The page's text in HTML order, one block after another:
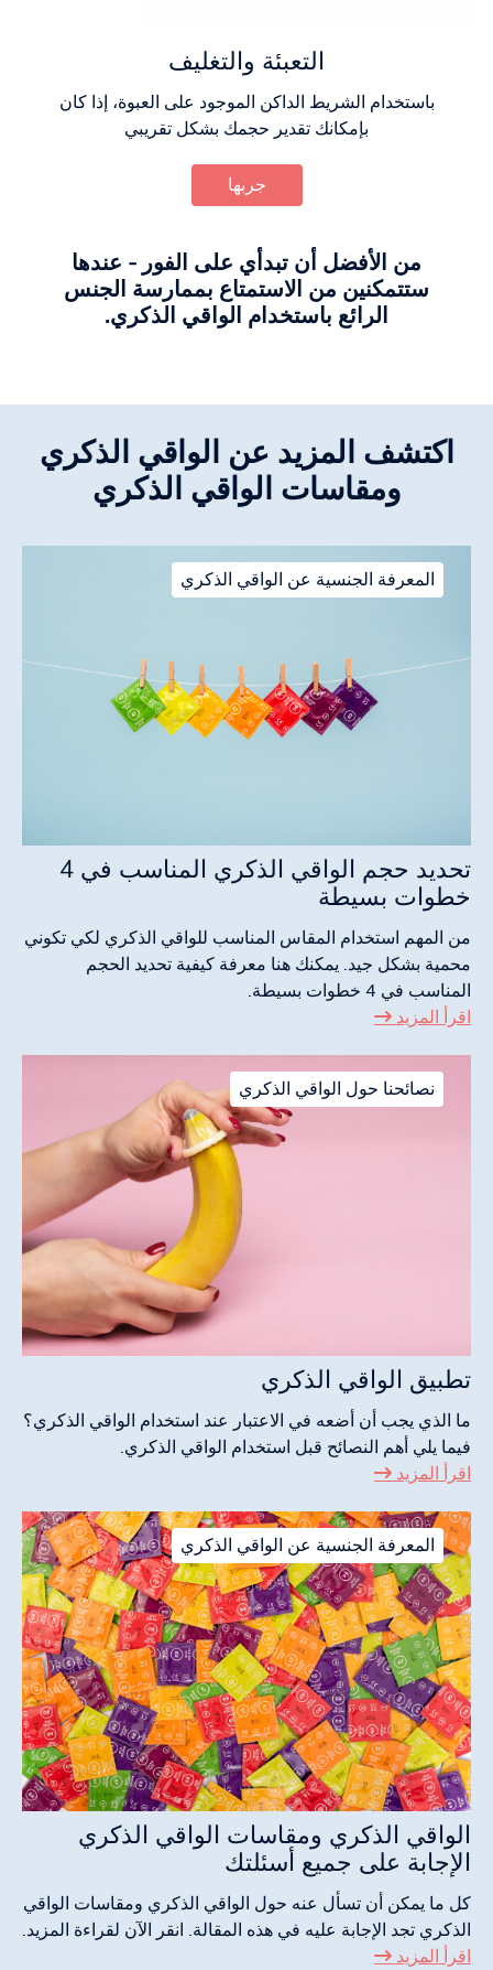
التعبئة والتغليف
باستخدام الشريط الداكن الموجود على العبوة، إذا كان
بإمكانك تقدير حجمك بشكل تقريبي
جربها
من الأفضل أن تبدأي على الفور - عندها
ستتمكنين من الاستمتاع بممارسة الجنس
الرائع باستخدام الواقي الذكري.
اكتشف المزيد عن الواقي الذكري
ومقاسات الواقي الذكري
المعرفة الجنسية عن الواقي الذكري
تحديد حجم الواقي الذكري المناسب في 4
خطوات بسيطة
من المهم استخدام المقاس المناسب للواقي الذكري لكي تكوني
محمية بشكل جيد. يمكنك هنا معرفة كيفية تحديد الحجم
المناسب في 4 خطوات بسيطة.
اقرأ المزيد
نصائحنا حول الواقي الذكري
تطبيق الواقي الذكري
ما الذي يجب أن أضعه في الاعتبار عند استخدام الواقي الذكري؟
فيما يلي أهم النصائح قبل استخدام الواقي الذكري.
اقرأ المزيد
المعرفة الجنسية عن الواقي الذكري
الواقي الذكري ومقاسات الواقي الذكري
الإجابة على جميع أسئلتك
كل ما يمكن أن تسأل عنه حول الواقي الذكري ومقاسات الواقي
الذكري تجد الإجابة عليه في هذه المقالة. انقر الآن لقراءة المزيد.
اقرأ المزيد